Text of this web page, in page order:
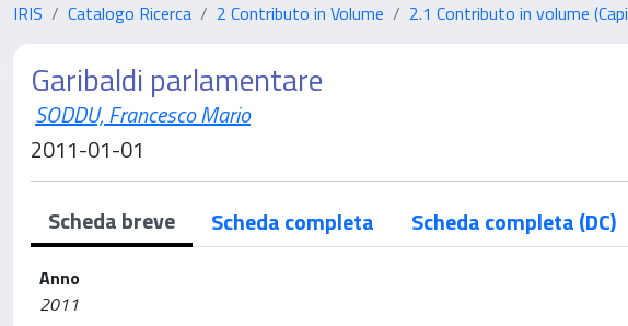
IRIS Catalogo Ricerca 2 Contributo in Volume 2.1 Contributo in volume
Garibaldi parlamentare
SODDU, Francesco Mario
2011-01-01
Scheda breve Scheda completa Scheda completa (DC)
Anno
2011